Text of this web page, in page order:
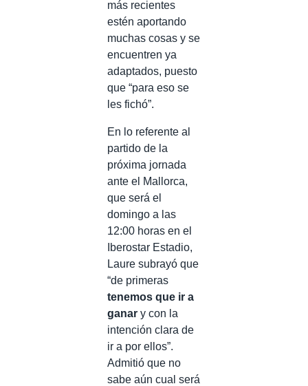
más recientes
estén aportando
muchas cosas y se
encuentren ya
adaptados, puesto
que “para eso se
les fichó”.
En lo referente al
partido de la
próxima jornada
ante el Mallorca,
que será el
domingo a las
12:00 horas en el
Iberostar Estadio,
Laure subrayó que
“de primeras
tenemos que ir a
ganar y con la
intención clara de
ir a por ellos”.
Admitió que no
sabe aún cual será